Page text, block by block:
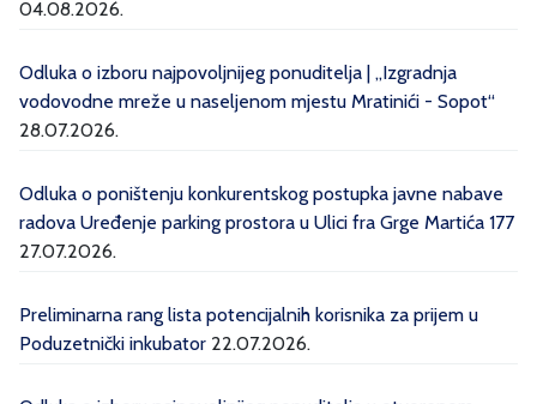
04.08.2026.
Odluka o izboru najpovoljnijeg ponuditelja | „Izgradnja
vodovodne mreže u naseljenom mjestu Mratinići - Sopot“
28.07.2026.
Odluka o poništenju konkurentskog postupka javne nabave
radova Uređenje parking prostora u Ulici fra Grge Martića 177
27.07.2026.
Preliminarna rang lista potencijalnih korisnika za prijem u
Poduzetnički inkubator 22.07.2026.